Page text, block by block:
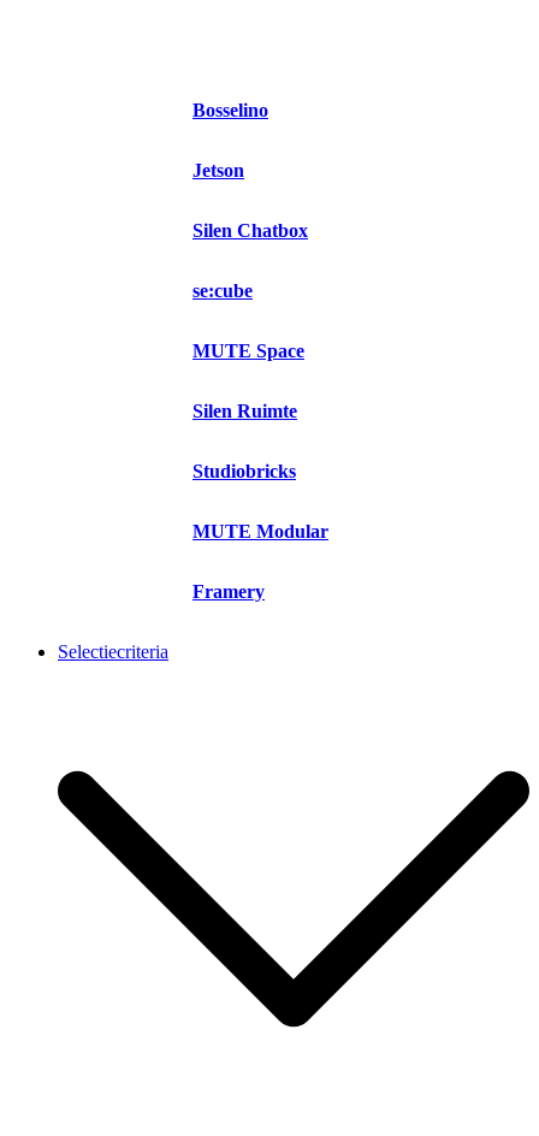
Bosselino
Jetson
Silen Chatbox
se:cube
MUTE Space
Silen Ruimte
Studiobricks
MUTE Modular
Framery
Selectiecriteria